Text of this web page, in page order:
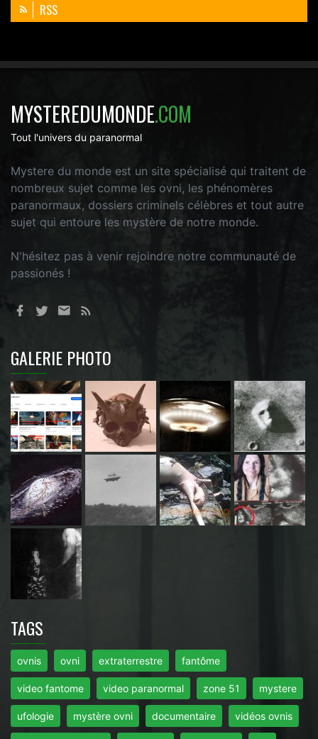
RSS
MYSTEREDUMONDE.COM
Tout l'univers du paranormal
Mystere du monde est un site spécialisé qui traitent de
nombreux sujet comme les ovni, les phénomères
paranormaux, dossiers criminels célèbres et tout autre
sujet qui entoure les mystère de notre monde.
N'hésitez pas à venir rejoindre notre communauté de
passionés !
GALERIE PHOTO
TAGS
ovnis ovni extraterrestre fantôme
video fantome video paranormal zone 51 mystere
ufologie mystère ovni documentaire vidéos ovnis